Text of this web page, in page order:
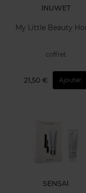
INUWET
My Little Beauty
coffret
21,50 € Ajouter
SENSAI